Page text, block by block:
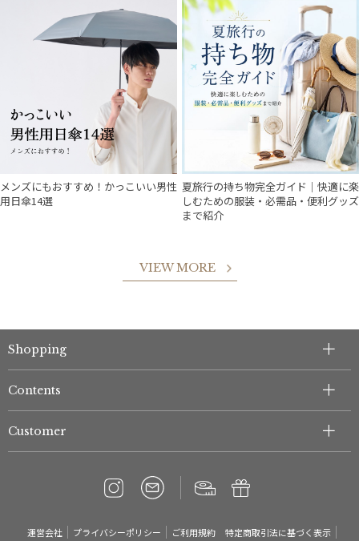
メンズにもおすすめ！かっこいい男性
用日傘14選
夏旅行の持ち物完全ガイド｜快適に楽
しむための服装・必需品・便利グッズ
まで紹介
VIEW MORE
Shopping
Contents
Customer
運営会社 プライバシーポリシー ご利用規約 特定商取引法に基づく表示